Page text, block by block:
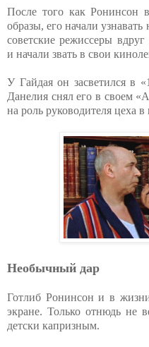
После того как Ронинсон
образы, его начали
советские режиссеры
и начали звать в свои
У Гайдая он засветился в
Данелия снял его в своем
на роль руководителя цеха
Необычный дар
Готлиб Ронинсон и в
экране. Только отнюдь не
детски капризным.